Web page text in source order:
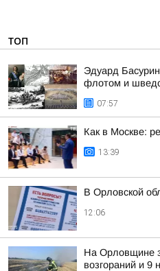
ТОП
Эдуард
флотом и
07:57
Как в Москве:
13:39
В Орловской
12:06
На Орловщине
возгораний и